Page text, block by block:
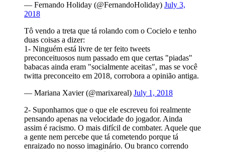
— Fernando Holiday (@FernandoHoliday) July 3,
2018
Tô vendo a treta que tá rolando com o Cocielo e tenho
duas coisas a dizer:
1- Ninguém está livre de ter feito tweets
preconceituosos num passado em que certas "piadas"
babacas ainda eram "socialmente aceitas", mas se você
twitta preconceito em 2018, corrobora a opinião antiga.
— Mariana Xavier (@marixareal) July 1, 2018
2- Suponhamos que o que ele escreveu foi realmente
pensando apenas na velocidade do jogador. Ainda
assim é racismo. O mais difícil de combater. Aquele que
a gente nem percebe que tá cometendo porque tá
enraizado no nosso imaginário. Ou branco correndo